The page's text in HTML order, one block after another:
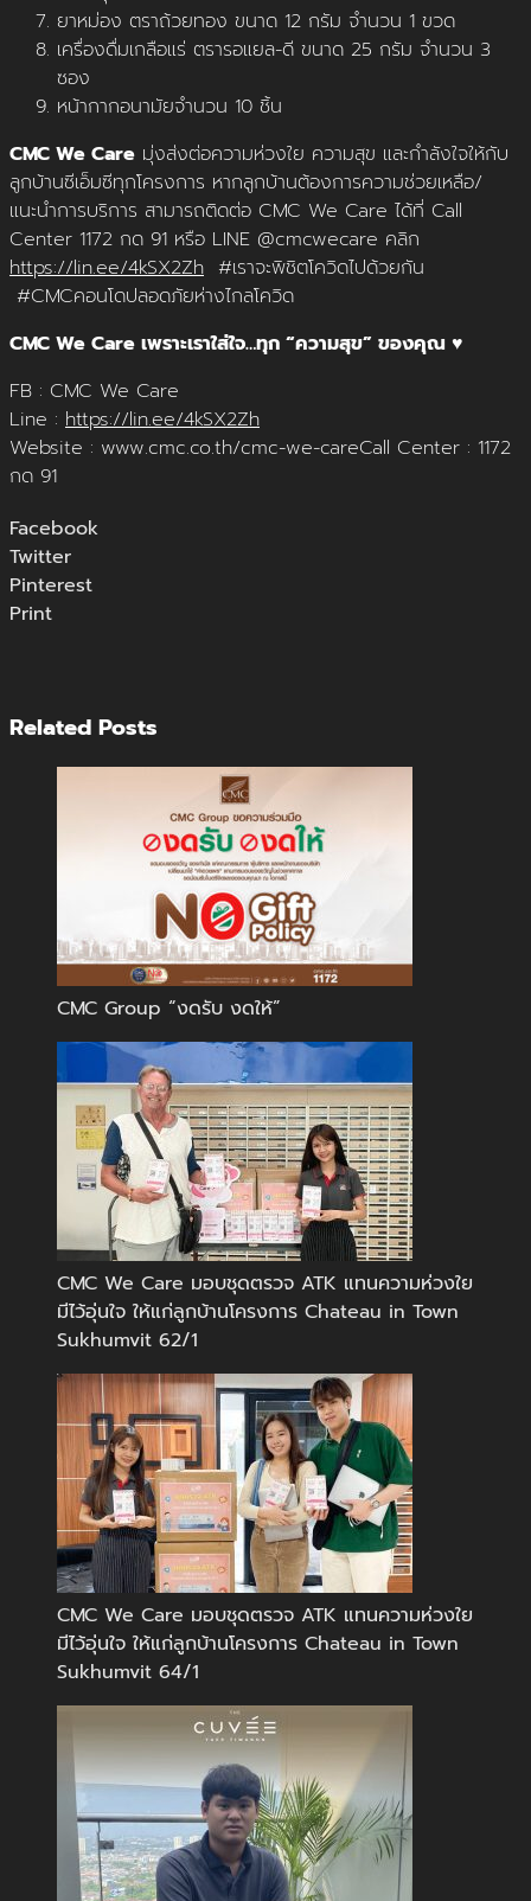
ยาหม่อง ตราถ้วยทอง ขนาด 12 กรัม จำนวน 1 ขวด
เครื่องดื่มเกลือแร่ ตรารอแยล-ดี ขนาด 25 กรัม จำนวน 3
ซอง
หน้ากากอนามัยจำนวน 10 ชิ้น
CMC We Care มุ่งส่งต่อความห่วงใย ความสุข และกำลังใจให้กับ
ลูกบ้านซีเอ็มซีทุกโครงการ หากลูกบ้านต้องการความช่วยเหลือ/
แนะนำการบริการ สามารถติดต่อ CMC We Care ได้ที่ Call
Center 1172 กด 91 หรือ LINE @cmcwecare คลิก
https://lin.ee/4kSX2Zh #เราจะพิชิตโควิดไปด้วยกัน
#CMCคอนโดปลอดภัยห่างไกลโควิด
CMC We Care เพราะเราใส่ใจ…ทุก “ความสุข” ของคุณ ♥
FB : CMC We Care
Line : https://lin.ee/4kSX2Zh
Website : www.cmc.co.th/cmc-we-careCall Center : 1172
กด 91
Facebook
Twitter
Pinterest
Print
Related Posts
CMC Group “งดรับ งดให้”
CMC We Care มอบชุดตรวจ ATK แทนความห่วงใย
มีไว้อุ่นใจ ให้แก่ลูกบ้านโครงการ Chateau in Town
Sukhumvit 62/1
CMC We Care มอบชุดตรวจ ATK แทนความห่วงใย
มีไว้อุ่นใจ ให้แก่ลูกบ้านโครงการ Chateau in Town
Sukhumvit 64/1